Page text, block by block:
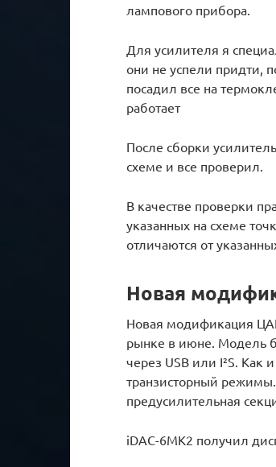
лампового прибора.
Для усилителя я
они не успели придти,
посадил все на
работает
После сборки
схеме и все проверил.
В качестве проверки
указанных на схеме
отличаются от
Новая
Новая модификация
рынке в июне. Модель
через USB или I²S. Как
транзисторный режимы.
предусилительная
iDAC-6MK2 получил